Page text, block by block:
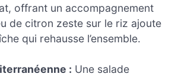
offrant un accompagnement
de citron zeste sur le riz ajoute
qui rehausse l’ensemble.
: Une salade